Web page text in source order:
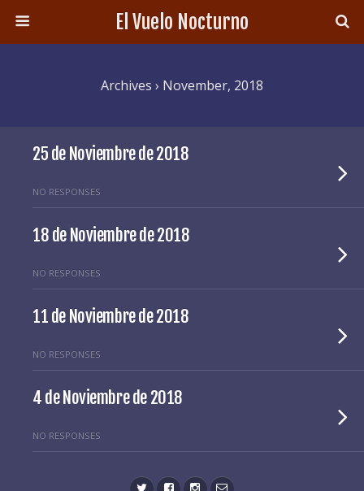
El Vuelo Nocturno
Archives › November, 2018
25 de Noviembre de 2018
NO RESPONSES
18 de Noviembre de 2018
NO RESPONSES
11 de Noviembre de 2018
NO RESPONSES
4 de Noviembre de 2018
NO RESPONSES